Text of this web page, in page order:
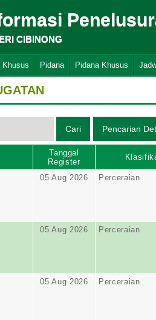
CIBINONG
Khusus Pidana Pidana Khusus
Tanggal
Register
05 Aug 2026 Perceraian
05 Aug 2026 Perceraian
05 Aug 2026 Perceraian